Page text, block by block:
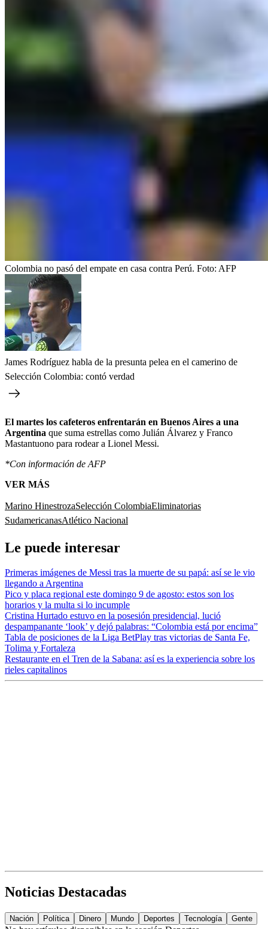
Colombia no pasó del empate en casa contra Perú. Foto: AFP
James Rodríguez habla de la presunta pelea en el camerino de
Selección Colombia: contó verdad
El martes los cafeteros enfrentarán en Buenos Aires a una
Argentina que suma estrellas como Julián Álvarez y Franco
Mastantuono para rodear a Lionel Messi.
*Con información de AFP
VER MÁS
Marino HinestrozaSelección ColombiaEliminatorias
SudamericanasAtlético Nacional
Le puede interesar
Primeras imágenes de Messi tras la muerte de su papá: así se le vio
llegando a Argentina
Pico y placa regional este domingo 9 de agosto: estos son los
horarios y la multa si lo incumple
Cristina Hurtado estuvo en la posesión presidencial, lució
despampanante ‘look’ y dejó palabras: “Colombia está por encima”
Tabla de posiciones de la Liga BetPlay tras victorias de Santa Fe,
Tolima y Fortaleza
Restaurante en el Tren de la Sabana: así es la experiencia sobre los
rieles capitalinos
Noticias Destacadas
Nación Política Dinero Mundo Deportes Tecnología Gente